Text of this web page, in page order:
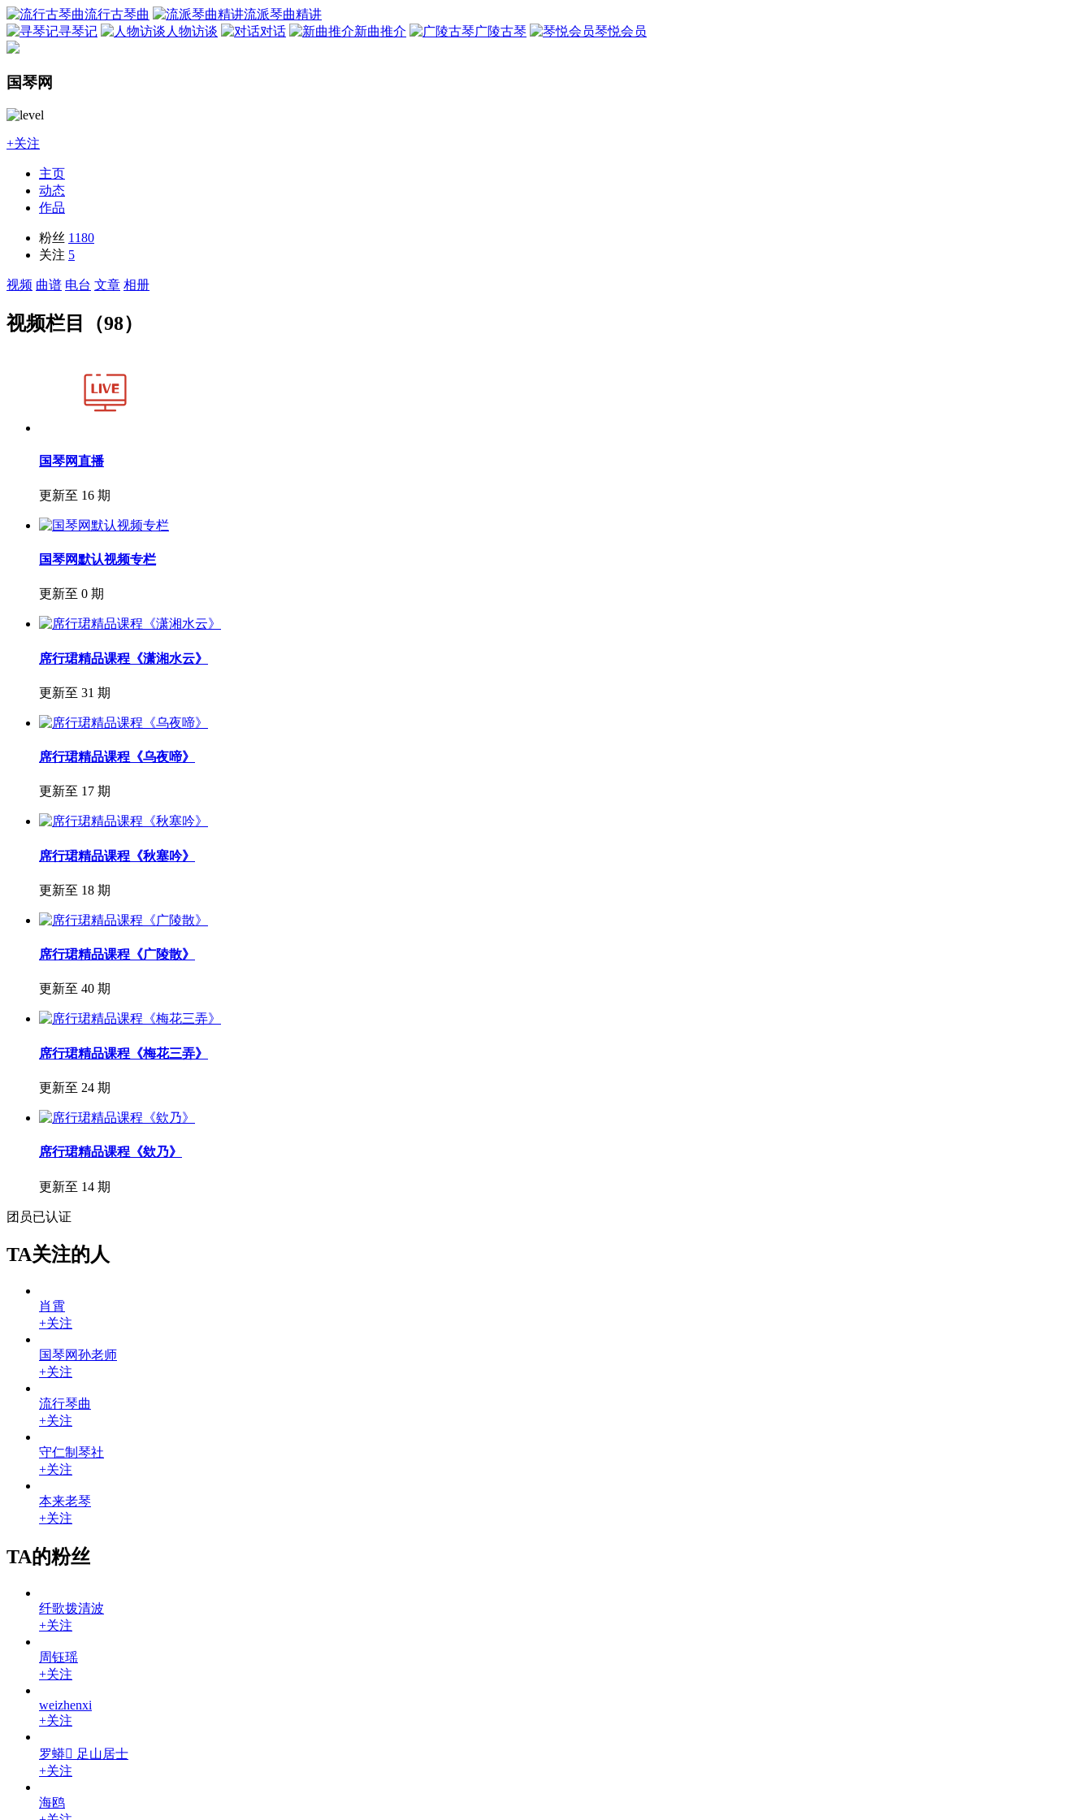
流行古琴曲
流派琴曲精讲
寻琴记
人物访谈 对话 新曲推介 广陵古琴 琴悦会员
国琴网
+关注
主页
动态
作品
粉丝 1180
关注 5
视频 曲谱 电台 文章 相册
视频栏目（98）
国琴网直播
更新至 16 期
国琴网默认视频专栏
更新至 0 期
席行珺精品课程《潇湘水云》
更新至 31 期
席行珺精品课程《乌夜啼》
更新至 17 期
席行珺精品课程《秋塞吟》
更新至 18 期
席行珺精品课程《广陵散》
更新至 40 期
席行珺精品课程《梅花三弄》
更新至 24 期
席行珺精品课程《欸乃》
更新至 14 期
团员已认证
TA关注的人
肖霄
+关注
国琴网孙老师
+关注
流行琴曲
+关注
守仁制琴社
+关注
本来老琴
+关注
TA的粉丝
纤歌拨清波
+关注
周钰瑶
+关注
weizhenxi
+关注
罗蟒 足山居士
+关注
海鸥